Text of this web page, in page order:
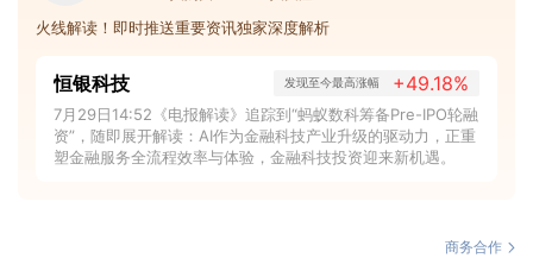
火线解读！即时推送重要资讯独家深度解析
恒银科技 发现至今最高涨幅 +49.18%
7月29日14:52《电报解读》追踪到“蚂蚁数科筹备Pre-IPO轮融
资”，随即展开解读：AI作为金融科技产业升级的驱动力，正重
塑金融服务全流程效率与体验，金融科技投资迎来新机遇。
商务合作